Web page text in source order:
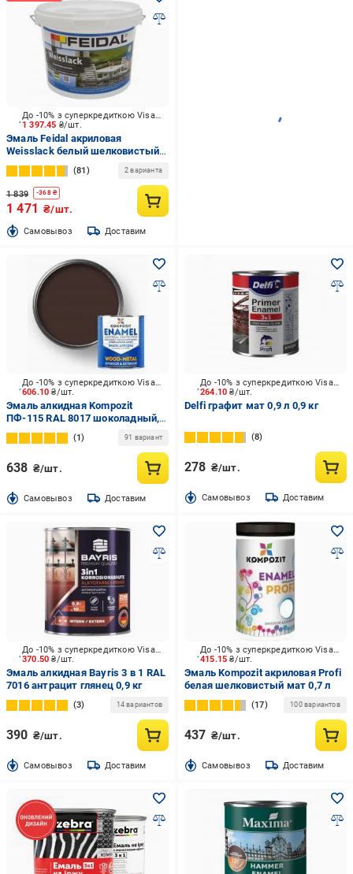
1 397.45 ₴/шт.
До -10% з суперкредиткою Visa Вигода
Эмаль Feidal акриловая
Weisslack белый шелковистый
мат 2,5 л
81 2 варианта
1 839 -368₴
1 471 ₴/шт.
Cамовывоз Доставим
606.10₴/шт.
До -10% з суперкредиткою Visa Вигода
Эмаль алкидная Kompozit
ПФ-115 RAL 8017 шоколадный,
RAL 8017 мат 2,8 кг
1 91 вариант
638 ₴/шт.
Cамовывоз Доставим
264.10₴/шт.
До -10% з суперкредиткою Visa Вигода
Delfi графит мат 0,9 л 0,9 кг
8
278 ₴/шт.
Cамовывоз Доставим
370.50₴/шт.
До -10% з суперкредиткою Visa Вигода
Эмаль алкидная Bayris 3 в 1 RAL
7016 антрацит глянец 0,9 кг
3 14 вариантов
390 ₴/шт.
Cамовывоз Доставим
415.15₴/шт.
До -10% з суперкредиткою Visa Вигода
Эмаль Kompozit акриловая Profi
белая шелковистый мат 0,7 л
17 100 вариантов
437 ₴/шт.
Cамовывоз Доставим